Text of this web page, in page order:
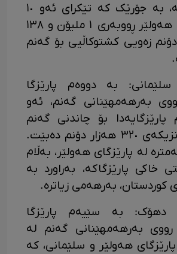
جۆرە بەرهەمە، بە جۆرێک کە تێکرای ئەو ١٠
ساڵە پارێزگای هەولێر ڕووبەری ١ ملیۆن و ١٣٨
هەزار و ٤٣٧ دۆنم زەویی کشتوکاڵیی بۆ گەنم
سلێمانی: بە دووەم پارێزگا
بەرهەمهێنانی گەنم، ئەو
پارێزگایەدا بۆ چاندنی گەنم
تەرخان کراوە نزیکەی ٣٢٠ هەزار دۆنم دەبێت.
لە پارێزگای هەولێر، بەڵام
خاکی پارێزگاکە، بەراورد بە
کوردستان، بەرهەمی زیاترە.
دهۆک: بە سێیەم پارێزگا
بەرهەمهێنانی گەنم لە
هەولێر و سلێمانی، کە